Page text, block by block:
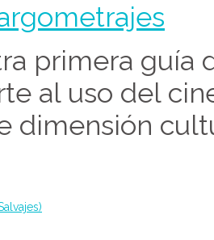
primera guía
al uso del
dimensión